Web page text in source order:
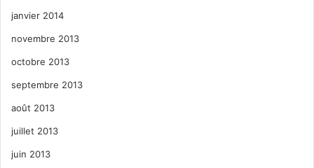
janvier 2014
novembre 2013
octobre 2013
septembre 2013
août 2013
juillet 2013
juin 2013